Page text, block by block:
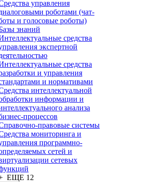
управления
роботами (чат-
и голосовые роботы)
знаний
средства
экспертной
средства
и управления
и нормативами
интеллектуальной
информации и
анализа
процессов
правовые системы
мониторинга и
программно-
сетей и
сетевых
ЕЩЕ 12